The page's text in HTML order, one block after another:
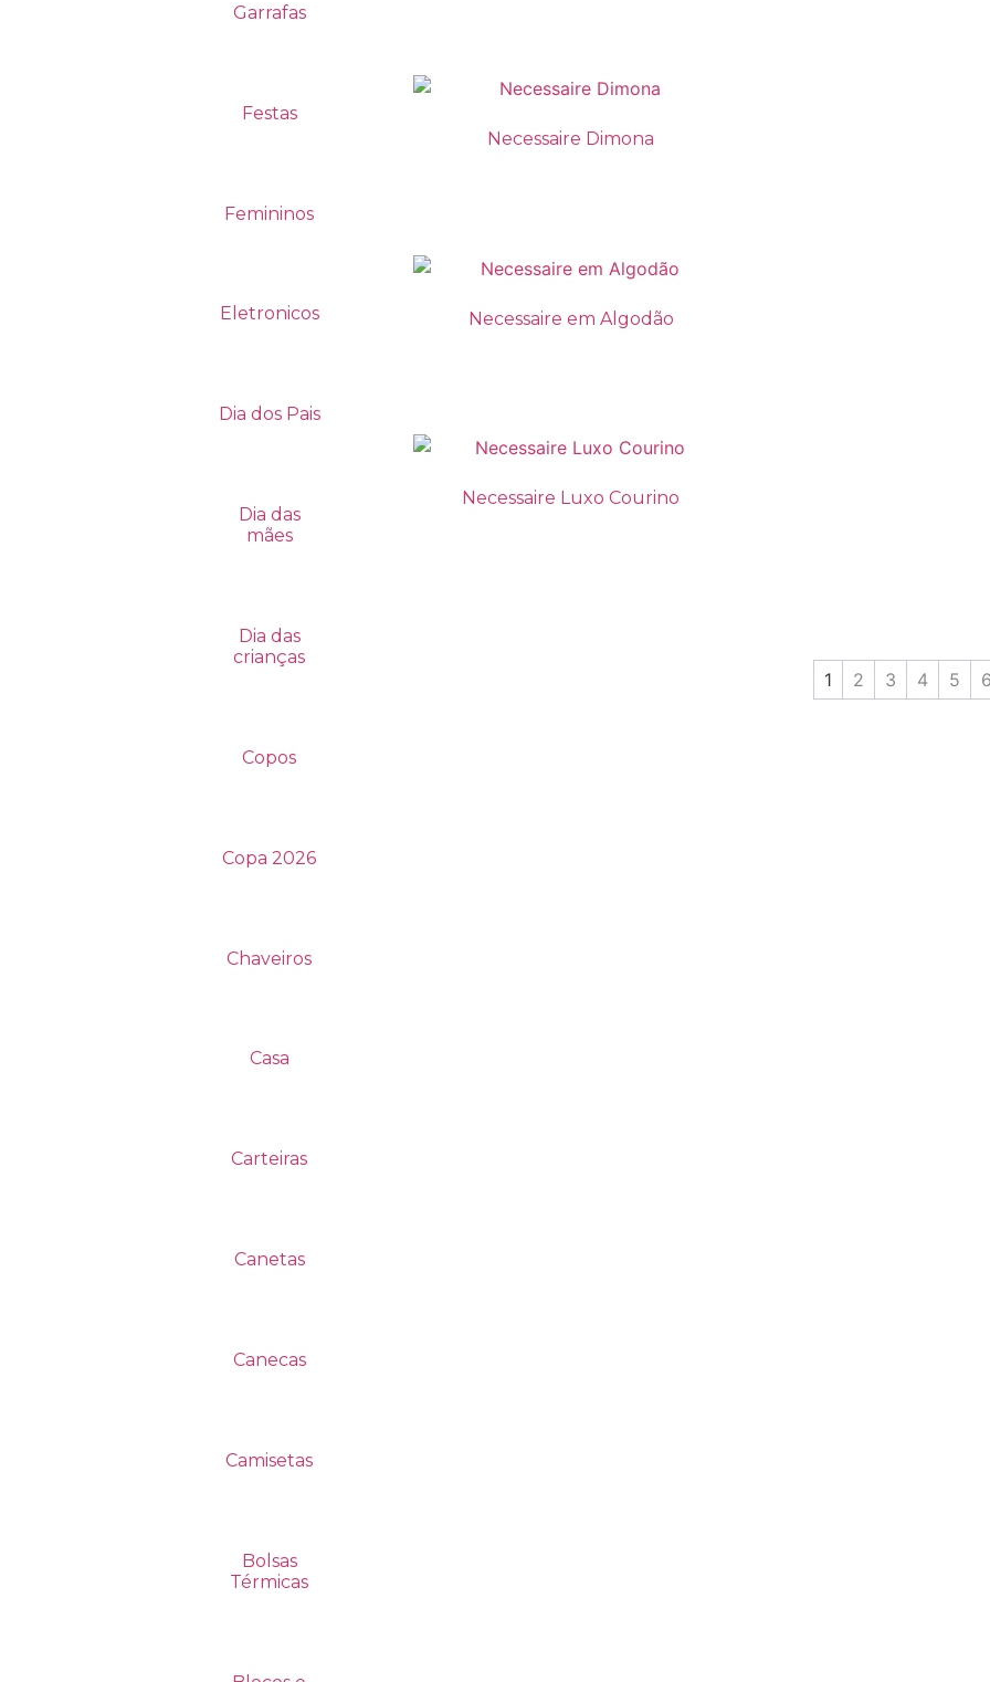
Garrafas
Festas
Femininos
Eletronicos
Dia dos Pais
Dia das
mães
Dia das
crianças
Copos
Copa 2026
Chaveiros
Casa
Carteiras
Canetas
Canecas
Camisetas
Bolsas
Térmicas
Necessaire Dimona
Necessaire em Algodão
Necessaire Luxo Courino
1 2 3 4 5